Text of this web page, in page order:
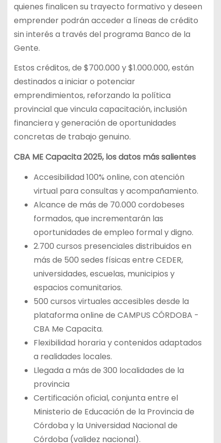
quienes finalicen su trayecto formativo y deseen
emprender podrán acceder a líneas de crédito
sin interés a través del programa Banco de la
Gente.
Estos créditos, de $700.000 y $1.000.000, están
destinados a iniciar o potenciar
emprendimientos, reforzando la política
provincial que vincula capacitación, inclusión
financiera y generación de oportunidades
concretas de trabajo genuino.
CBA ME Capacita 2025, los datos más salientes
Accesibilidad 100% online, con atención
virtual para consultas y acompañamiento.
Alcance de más de 70.000 cordobeses
formados, que incrementarán las
oportunidades de empleo formal y digno.
2.700 cursos presenciales distribuidos en
más de 500 sedes físicas entre CEDER,
universidades, escuelas, municipios y
espacios comunitarios.
500 cursos virtuales accesibles desde la
plataforma online de CAMPUS CÓRDOBA -
CBA Me Capacita.
Flexibilidad horaria y contenidos adaptados
a realidades locales.
Llegada a más de 300 localidades de la
provincia
Certificación oficial, conjunta entre el
Ministerio de Educación de la Provincia de
Córdoba y la Universidad Nacional de
Córdoba (validez nacional).